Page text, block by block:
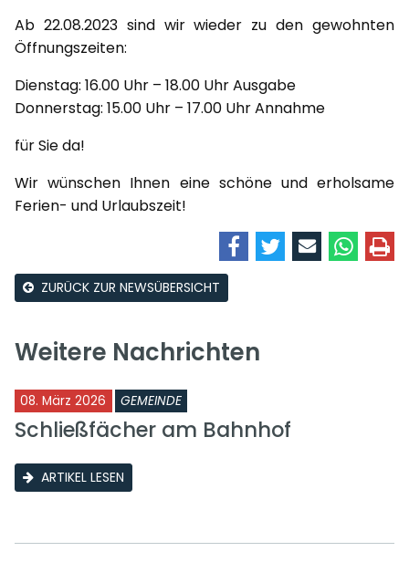
Ab 22.08.2023 sind wir wieder zu den gewohnten
Öffnungszeiten:
Dienstag: 16.00 Uhr – 18.00 Uhr Ausgabe
Donnerstag: 15.00 Uhr – 17.00 Uhr Annahme
für Sie da!
Wir wünschen Ihnen eine schöne und erholsame
Ferien- und Urlaubszeit!
ZURÜCK ZUR NEWSÜBERSICHT
Weitere Nachrichten
08. März 2026 GEMEINDE
Schließfächer am Bahnhof
ARTIKEL LESEN